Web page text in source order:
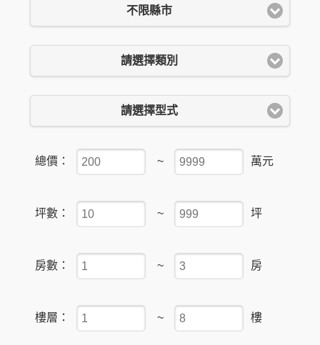
不限縣市
請選擇類別
請選擇型式
總價： ~ 萬元
坪數： ~ 坪
房數： ~ 房
樓層： ~ 樓